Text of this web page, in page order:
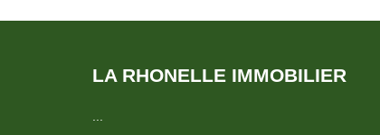
LA RHONELLE IMMOBILIER
...